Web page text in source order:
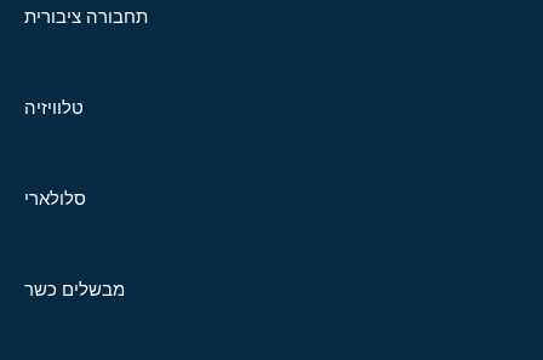
תחבורה ציבורית
טלוויזיה
סלולארי
מבשלים כשר